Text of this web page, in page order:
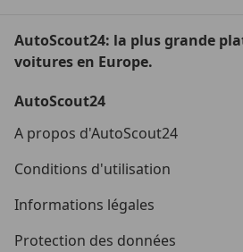
AutoScout24: la plus grande
voitures en Europe.
AutoScout24
A propos d'AutoScout24
Conditions d'utilisation
Informations légales
Protection des données